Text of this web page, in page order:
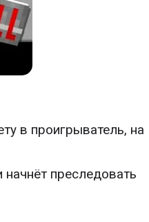
в проигрыватель, на
преследовать